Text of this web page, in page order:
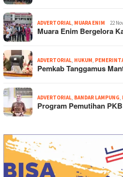
ADVERTORIAL MUARA ENIM 22
Muara Enim Bergelora
ADVERTORIAL HUKUM
Pemkab Tanggamus
ADVERTORIAL BANDAR LAMPUNG
Program Pemutihan